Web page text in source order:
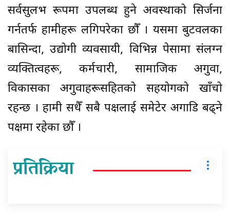
सर्वसुलभ रूपमा उपलब्ध हुने अवस्थाको सिर्जना
गर्नतर्फ हामीहरू लगिपरेका छौँ । यसमा बुटवलका
बासिन्दा, उद्योगी व्यवसायी, विभिन्न पेसामा संलग्न
व्यक्तित्वहरू, कर्मचारी, सामाजिक अगुवा,
विकासका अगुवाहरूसहितको सहयोगको खाँचो
रहन्छ । हामी सधैँ सबै पक्षलाई समेटेर अगाडि बढ्ने
पक्षमा रहेका छौँ ।
प्रतिक्रिया